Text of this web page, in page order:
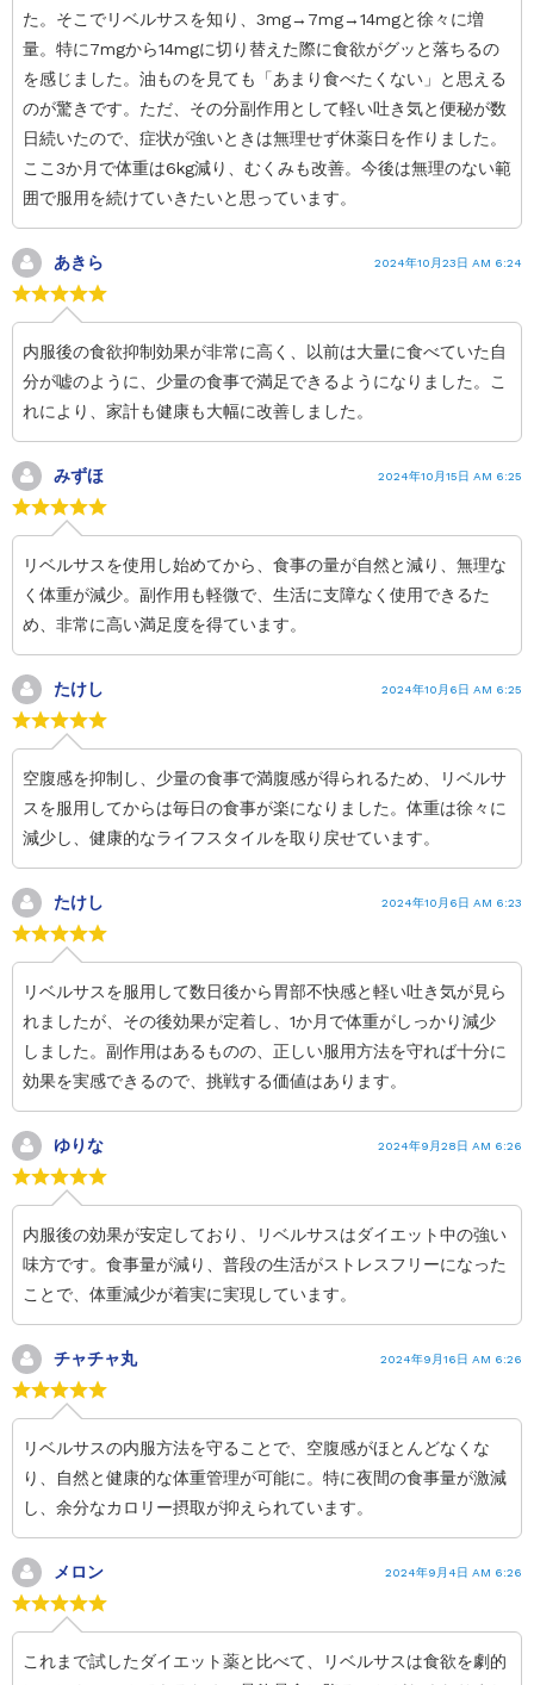
た。そこでリベルサスを知り、3mg→7mg→14mgと徐々に増
量。特に7mgから14mgに切り替えた際に食欲がグッと落ちるの
を感じました。油ものを見ても「あまり食べたくない」と思える
のが驚きです。ただ、その分副作用として軽い吐き気と便秘が数
日続いたので、症状が強いときは無理せず休薬日を作りました。
ここ3か月で体重は6kg減り、むくみも改善。今後は無理のない範
囲で服用を続けていきたいと思っています。
あきら 2024年10月23日 AM 6:24
内服後の食欲抑制効果が非常に高く、以前は大量に食べていた自
分が嘘のように、少量の食事で満足できるようになりました。こ
れにより、家計も健康も大幅に改善しました。
みずほ 2024年10月15日 AM 6:25
リベルサスを使用し始めてから、食事の量が自然と減り、無理な
く体重が減少。副作用も軽微で、生活に支障なく使用できるた
め、非常に高い満足度を得ています。
たけし 2024年10月6日 AM 6:25
空腹感を抑制し、少量の食事で満腹感が得られるため、リベルサ
スを服用してからは毎日の食事が楽になりました。体重は徐々に
減少し、健康的なライフスタイルを取り戻せています。
たけし 2024年10月6日 AM 6:23
リベルサスを服用して数日後から胃部不快感と軽い吐き気が見ら
れましたが、その後効果が定着し、1か月で体重がしっかり減少
しました。副作用はあるものの、正しい服用方法を守れば十分に
効果を実感できるので、挑戦する価値はあります。
ゆりな 2024年9月28日 AM 6:26
内服後の効果が安定しており、リベルサスはダイエット中の強い
味方です。食事量が減り、普段の生活がストレスフリーになった
ことで、体重減少が着実に実現しています。
チャチャ丸 2024年9月16日 AM 6:26
リベルサスの内服方法を守ることで、空腹感がほとんどなくな
り、自然と健康的な体重管理が可能に。特に夜間の食事量が激減
し、余分なカロリー摂取が抑えられています。
メロン 2024年9月4日 AM 6:26
これまで試したダイエット薬と比べて、リベルサスは食欲を劇的